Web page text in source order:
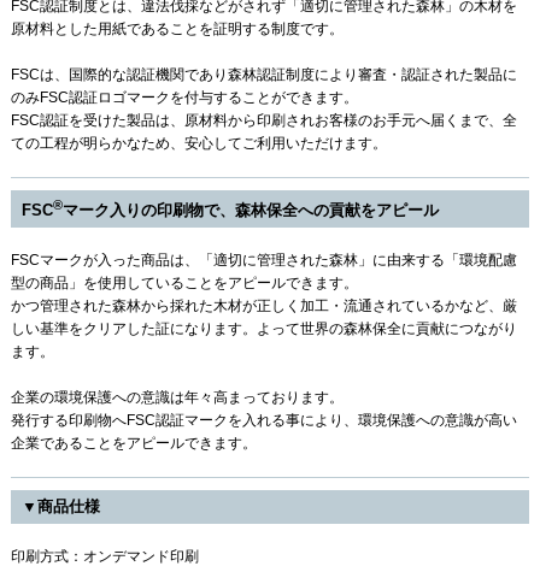
FSC認証制度とは、違法伐採などがされず「適切に管理された森林」の木材を
原材料とした用紙であることを証明する制度です。
FSCは、国際的な認証機関であり森林認証制度により審査・認証された製品に
のみFSC認証ロゴマークを付与することができます。
FSC認証を受けた製品は、原材料から印刷されお客様のお手元へ届くまで、全
ての工程が明らかなため、安心してご利用いただけます。
FSC®マーク入りの印刷物で、森林保全への貢献をアピール
FSCマークが入った商品は、「適切に管理された森林」に由来する「環境配慮
型の商品」を使用していることをアピールできます。
かつ管理された森林から採れた木材が正しく加工・流通されているかなど、厳
しい基準をクリアした証になります。よって世界の森林保全に貢献につながり
ます。
企業の環境保護への意識は年々高まっております。
発行する印刷物へFSC認証マークを入れる事により、環境保護への意識が高い
企業であることをアピールできます。
▼商品仕様
印刷方式：オンデマンド印刷